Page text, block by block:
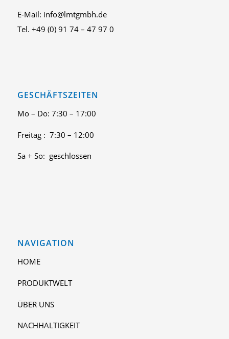
E-Mail: info@lmtgmbh.de
Tel. +49 (0) 91 74 – 47 97 0
GESCHÄFTSZEITEN
Mo – Do: 7:30 – 17:00
Freitag : 7:30 – 12:00
Sa + So: geschlossen
NAVIGATION
HOME
PRODUKTWELT
ÜBER UNS
NACHHALTIGKEIT